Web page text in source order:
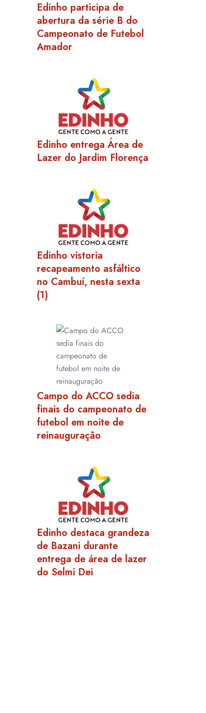
Edinho participa de
abertura da série B do
Campeonato de Futebol
Amador
Edinho entrega Área de
Lazer do Jardim Florença
Edinho vistoria
recapeamento asfáltico
no Cambuí, nesta sexta
(1)
Campo do ACCO sedia
finais do campeonato de
futebol em noite de
reinauguração
Edinho destaca grandeza
de Bazani durante
entrega de área de lazer
do Selmi Dei